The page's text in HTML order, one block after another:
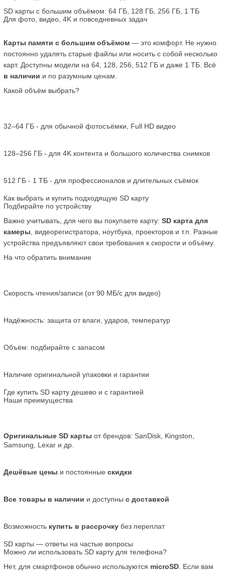
SD карты с большим объёмом: 64 ГБ, 128 ГБ, 256 ГБ, 1 ТБ
Для фото, видео, 4K и повседневных задач
Карты памяти с большим объёмом — это комфорт. Не нужно
постоянно удалять старые файлы или носить с собой несколько
в наличии и по разумным ценам.
Какой объём выбрать?
32–64 ГБ - для обычной фотосъёмки, Full HD видео
128–256 ГБ - для 4K контента и большого количества снимков
512 ГБ - 1 ТБ - для профессионалов и длительных съёмок
Как выбрать и купить подходящую SD карту
Подбирайте по устройству
Важно учитывать, для чего вы покупаете карту: SD карта для
камеры , видеорегистратора, ноутбука, проекторов и т.п. Разные
устройства предъявляют свои требования к скорости и объёму.
На что обратить внимание
Скорость чтения/записи (от 90 МБ/с для видео)
Надёжность: защита от влаги, ударов, температур
Объём: подбирайте с запасом
Наличие оригинальной упаковки и гарантии
Где купить SD карту дешево и с гарантией
Наши преимущества
Оригинальные SD карты от брендов: SanDisk, Kingston,
Samsung, Lexar и др.
Дешёвые цены и постоянные скидки
Все товары в наличии и доступны с доставкой
Возможность купить в рассрочку без переплат
SD карты — ответы на частые вопросы
Можно ли использовать SD карту для телефона?
Нет, для смартфонов обычно используются microSD . Если вам